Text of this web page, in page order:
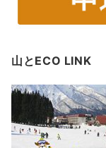
山とECO LINK